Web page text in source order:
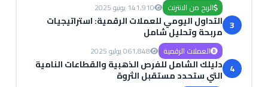
الربح من الانترنت 1,91014 يونيو 2025
3 التداول اليومي للعملات الرقمية: استراتيجيات
مربحة وتحليل شامل
العملات الرقمية 1,84806 يوليو 2025
4 دليلك الشامل للفرص الذهبية والقطاعات النامية
التي ستحدد مستقبل الثروة